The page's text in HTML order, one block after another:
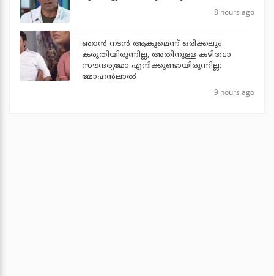
8 hours ago
ഞാൻ നടൻ ആകുമെന്ന് ഒരിക്കലും
കരുതിയിരുന്നില്ല, അതിനുള്ള കഴിവോ
സൗന്ദര്യമോ എനിക്കുണ്ടായിരുന്നില്ല:
മോഹൻലാൽ
9 hours ago